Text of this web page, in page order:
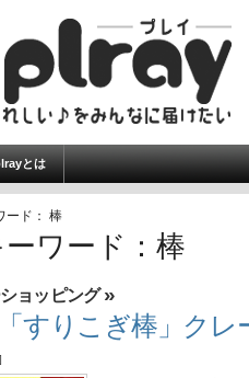
とは
ード： 棒
ワード：棒
ョッピング»
すりこぎ棒」ク